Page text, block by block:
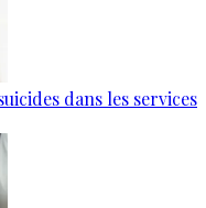
dans les services